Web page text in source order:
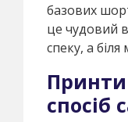
базових
це чудовий
спеку, а
спосіб